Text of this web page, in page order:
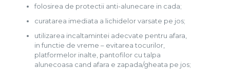
folosirea de protectii anti-alunecare in cada;
curatarea imediata a lichidelor varsate pe jos;
utilizarea incaltamintei adecvate pentru afara,
in functie de vreme – evitarea tocurilor,
platformelor inalte, pantofilor cu talpa
alunecoasa cand afara e zapada/gheata pe jos;